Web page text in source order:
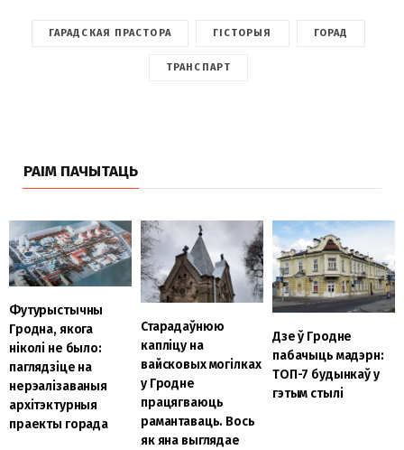
ГАРАДСКАЯ ПРАСТОРА ГІСТОРЫЯ ГОРАД
ТРАНСПАРТ
РАІМ ПАЧЫТАЦЬ
Футурыстычны
Гродна, якога
ніколі не было:
паглядзіце на
нерэалізаваныя
архітэктурныя
праекты горада
Старадаўнюю
капліцу на
вайсковых могілках
у Гродне
працягваюць
рамантаваць. Вось
як яна выглядае
Дзе ў Гродне
пабачыць мадэрн:
ТОП-7 будынкаў у
гэтым стылі